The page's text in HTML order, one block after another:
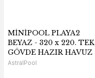
MİNİPOOL PLAYA2
BEYAZ - 320 x 220. TEK
GÖVDE HAZIR HAVUZ
AstralPool